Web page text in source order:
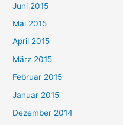
Juni 2015
Mai 2015
April 2015
März 2015
Februar 2015
Januar 2015
Dezember 2014